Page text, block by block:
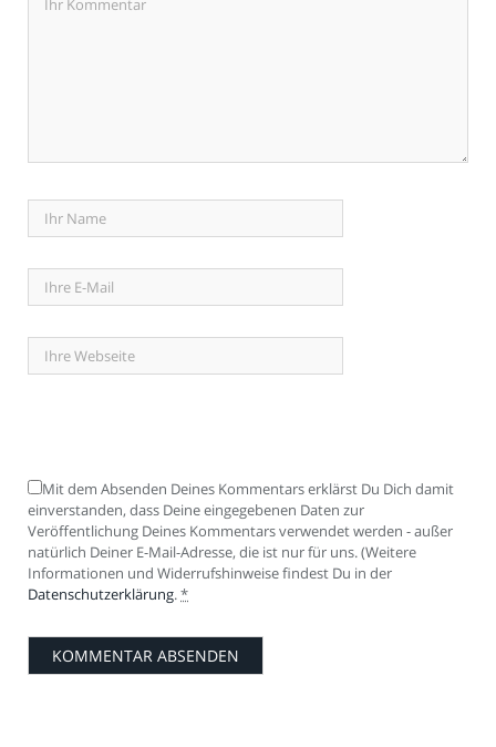
Mit dem Absenden Deines Kommentars erklärst Du Dich damit
einverstanden, dass Deine eingegebenen Daten zur
Veröffentlichung Deines Kommentars verwendet werden - außer
natürlich Deiner E-Mail-Adresse, die ist nur für uns. (Weitere
Informationen und Widerrufshinweise findest Du in der
Datenschutzerklärung.*